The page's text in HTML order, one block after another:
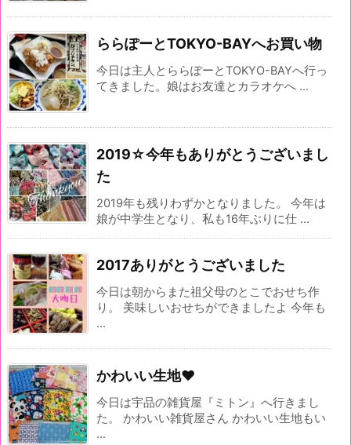
ららぽーとTOKYO-BAYへお買い物
今日は主人とららぽーとTOKYO-BAYへ行っ
てきました。娘はお友達とカラオケへ ...
2019☆今年もありがとうございまし
た
2019年も残りわずかとなりました。 今年は
娘が中学生となり、私も16年ぶりに仕 ...
2017ありがとうございました
今日は朝からまた祖父母のとこでおせち作
り。 美味しいおせちができましたよ 今年も
...
かわいい生地♥
今日は宇品の雑貨屋『ミトン』へ行きまし
た。 かわいい雑貨屋さん かわいい生地もい
...